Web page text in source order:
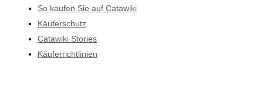
So kaufen Sie auf Catawiki
Käuferschutz
Catawiki Stories
Käuferrichtlinien